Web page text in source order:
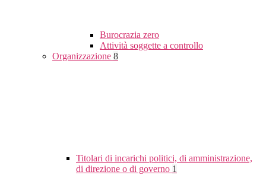
Burocrazia zero
Attività soggette a controllo
Organizzazione 8
Titolari di incarichi politici, di amministrazione,
di direzione o di governo 1